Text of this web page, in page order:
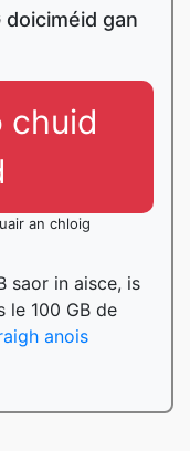
doiciméid gan
chuid
an chloig
saor in aisce, is
le 100 GB de
anois